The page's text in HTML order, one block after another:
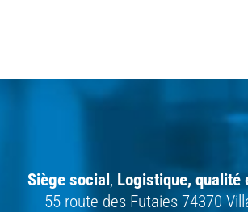
Siège social , Logistique, qualité
55 route des Futaies 74370